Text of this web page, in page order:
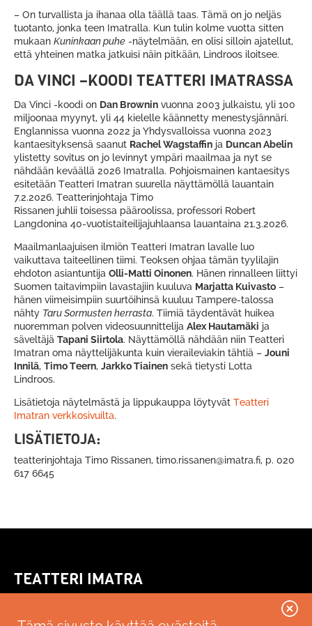
– On turvallista ja ihanaa olla täällä taas. Tämä on jo neljäs
tuotanto, jonka teen Imatralla. Kun tulin kolme vuotta sitten
mukaan Kuninkaan puhe -näytelmään, en olisi silloin ajatellut,
että yhteinen matka jatkuisi näin pitkään, Lindroos iloitsee.
DA VINCI –KOODI TEATTERI IMATRASSA
Da Vinci -koodi on Dan Brownin vuonna 2003 julkaistu, yli 100
miljoonaa myynyt, yli 44 kielelle käännetty menestysjännäri.
Englannissa vuonna 2022 ja Yhdysvalloissa vuonna 2023
kantaesityksensä saanut Rachel Wagstaffin ja Duncan Abelin
ylistetty sovitus on jo levinnyt ympäri maailmaa ja nyt se
nähdään keväällä 2026 Imatralla. Pohjoismainen kantaesitys
esitetään Teatteri Imatran suurella näyttämöllä lauantain
7.2.2026. Teatterinjohtaja Timo
Rissanen juhlii toisessa pääroolissa, professori Robert
Langdonina 40-vuotistaiteilijajuhlaansa lauantaina 21.3.2026.
Maailmanlaajuisen ilmiön Teatteri Imatran lavalle luo
vaikuttava taiteellinen tiimi. Teoksen ohjaa tämän tyylilajin
ehdoton asiantuntija Olli-Matti Oinonen. Hänen rinnalleen liittyi
Suomen taitavimpiin lavastajiin kuuluva Marjatta Kuivasto –
hänen viimeisimpiin suurtöihinsä kuuluu Tampere-talossa
nähty Taru Sormusten herrasta. Tiimiä täydentävät huikea
nuoremman polven videosuunnittelija Alex Hautamäki ja
säveltäjä Tapani Siirtola. Näyttämöllä nähdään niin Teatteri
Imatran oma näyttelijäkunta kuin vieraileviakin tähtiä – Jouni
Innilä, Timo Teern, Jarkko Tiainen sekä tietysti Lotta
Lindroos.
Lisätietoja näytelmästä ja lippukauppa löytyvät Teatteri
Imatran verkkosivuilta.
LISÄTIETOJA:
teatterinjohtaja Timo Rissanen, timo.rissanen@imatra.fi, p. 020
617 6645
TEATTERI IMATRA
55100 Imatra